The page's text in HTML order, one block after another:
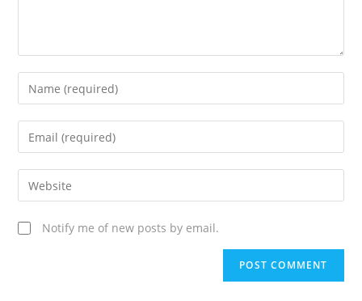
Notify me of new posts by email.